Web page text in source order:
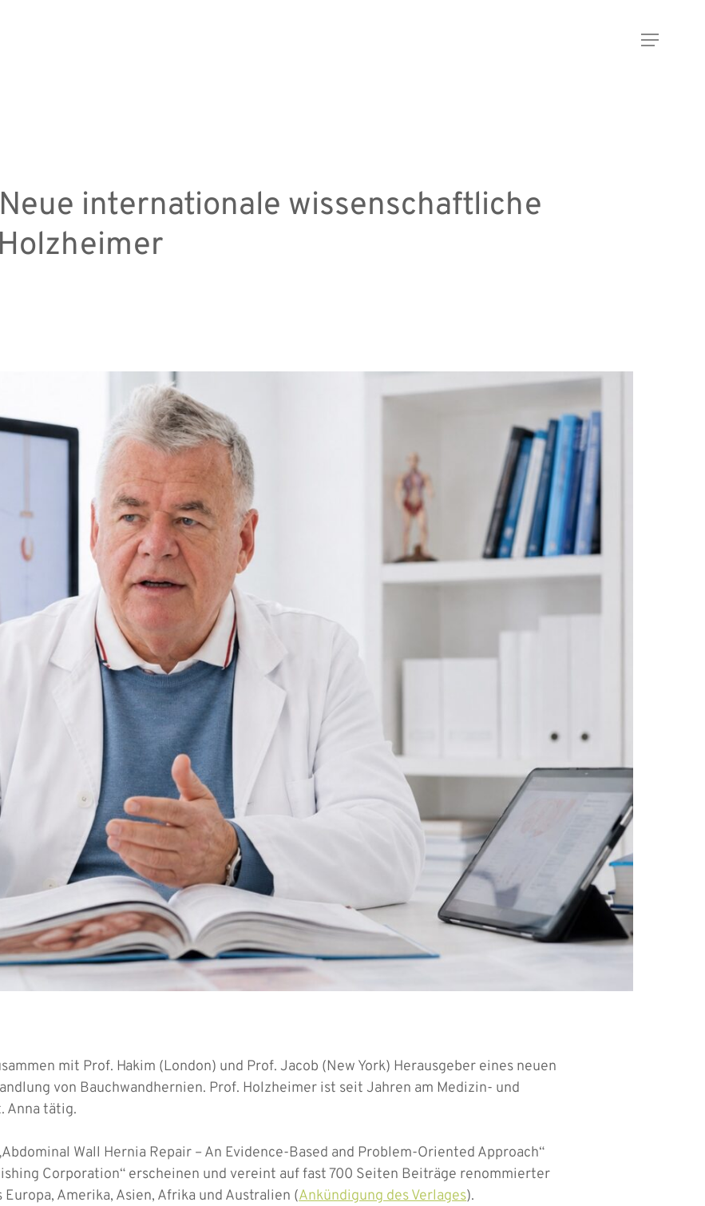
Menu
internationale wissenschaftliche
mit Prof. Hakim (London) und Prof. Jacob (New York) Herausgeber eines neuen
von Bauchwandhernien. Prof. Holzheimer ist seit Jahren am Medizin- und
Anna tätig.
Wall Hernia Repair – An Evidence-Based and Problem-Oriented Approach“
Corporation“ erscheinen und vereint auf fast 700 Seiten Beiträge renommierter
Amerika, Asien, Afrika und Australien (Ankündigung des Verlages).